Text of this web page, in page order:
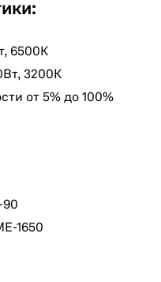
6500К
3200К
от 5% до 100%
90
1650